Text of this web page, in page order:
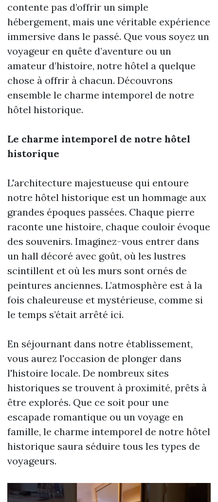
contente pas d’offrir un simple
hébergement, mais une véritable expérience
immersive dans le passé. Que vous soyez un
voyageur en quête d’aventure ou un
amateur d’histoire, notre hôtel a quelque
chose à offrir à chacun. Découvrons
ensemble le charme intemporel de notre
hôtel historique.
Le charme intemporel de notre hôtel
historique
L'architecture majestueuse qui entoure
notre hôtel historique est un hommage aux
grandes époques passées. Chaque pierre
raconte une histoire, chaque couloir évoque
des souvenirs. Imaginez-vous entrer dans
un hall décoré avec goût, où les lustres
scintillent et où les murs sont ornés de
peintures anciennes. L’atmosphère est à la
fois chaleureuse et mystérieuse, comme si
le temps s’était arrêté ici.
En séjournant dans notre établissement,
vous aurez l'occasion de plonger dans
l'histoire locale. De nombreux sites
historiques se trouvent à proximité, prêts à
être explorés. Que ce soit pour une
escapade romantique ou un voyage en
famille, le charme intemporel de notre hôtel
historique saura séduire tous les types de
voyageurs.